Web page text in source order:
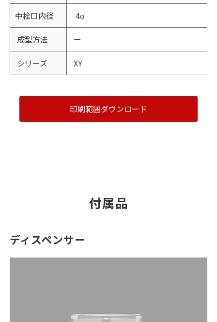
中栓口内径 4φ
成型方法 ー
シリーズ XY
印刷範囲ダウンロード
付属品
ディスペンサー